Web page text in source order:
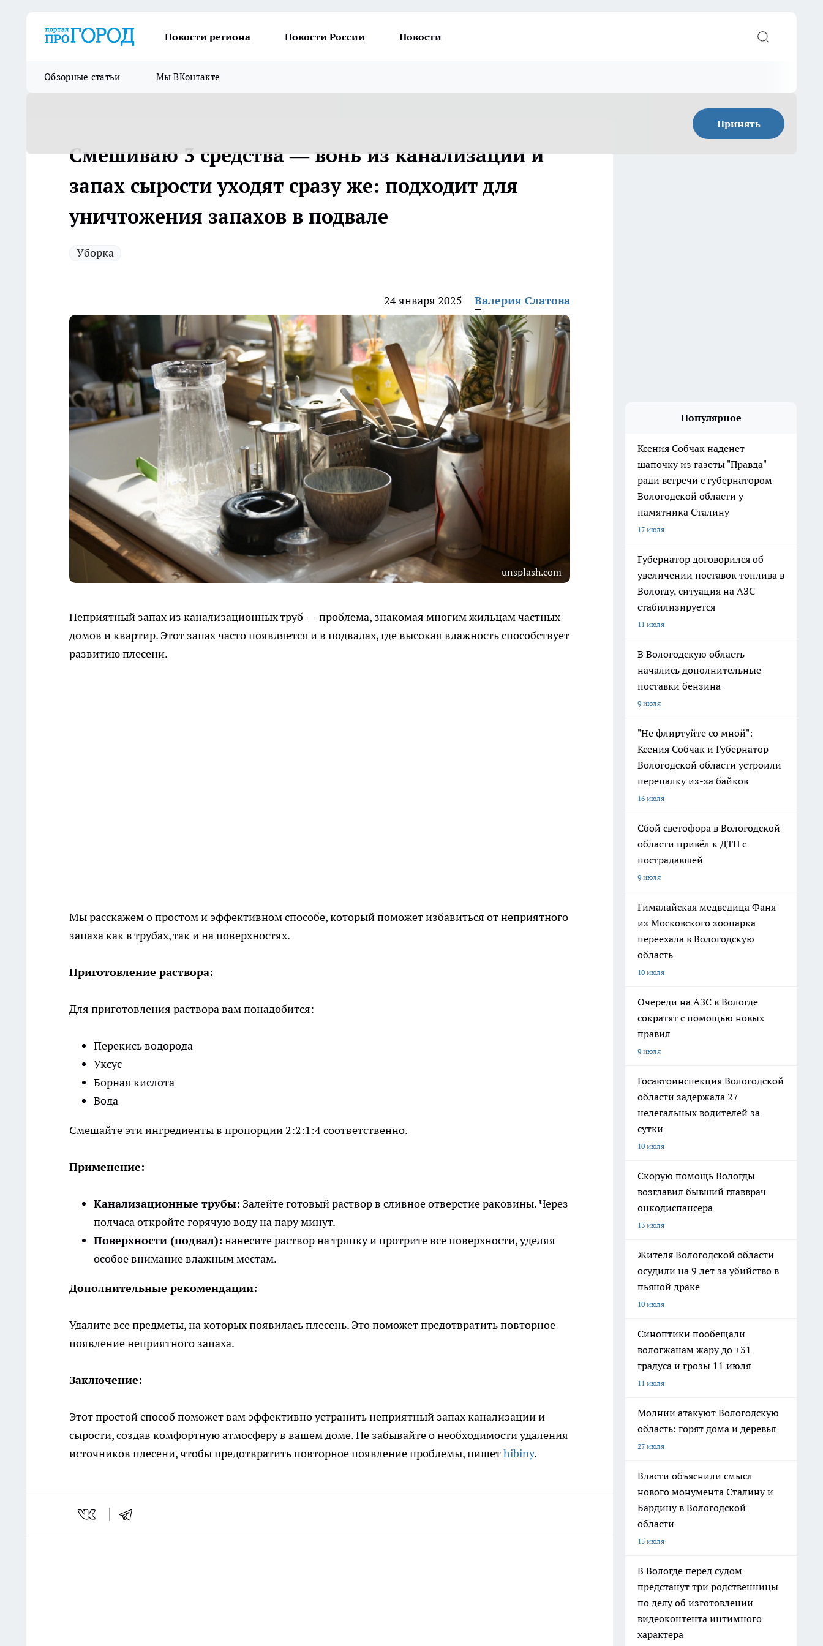
Новости региона Новости России Новости
Обзорные статьи Мы ВКонтакте
Принять
Смешиваю 3 средства — вонь из канализации и
запах сырости уходят сразу же: подходит для
уничтожения запахов в подвале
Уборка
24 января 2025 Валерия Слатова
unsplash.com
Неприятный запах из канализационных труб — проблема, знакомая многим жильцам частных
домов и квартир. Этот запах часто появляется и в подвалах, где высокая влажность способствует
развитию плесени.
Мы расскажем о простом и эффективном способе, который поможет избавиться от неприятного
запаха как в трубах, так и на поверхностях.
Приготовление раствора:
Для приготовления раствора вам понадобится:
Перекись водорода
Уксус
Борная кислота
Вода
Смешайте эти ингредиенты в пропорции 2:2:1:4 соответственно.
Применение:
Канализационные трубы: Залейте готовый раствор в сливное отверстие раковины. Через
полчаса откройте горячую воду на пару минут.
Поверхности (подвал): нанесите раствор на тряпку и протрите все поверхности, уделяя
особое внимание влажным местам.
Дополнительные рекомендации:
Удалите все предметы, на которых появилась плесень. Это поможет предотвратить повторное
появление неприятного запаха.
Заключение:
Этот простой способ поможет вам эффективно устранить неприятный запах канализации и
сырости, создав комфортную атмосферу в вашем доме. Не забывайте о необходимости удаления
источников плесени, чтобы предотвратить повторное появление проблемы, пишетhibiny.
Популярное
Ксения Собчак наденет
шапочку из газеты "Правда"
ради встречи с губернатором
Вологодской области у
памятника Сталину
17 июля
Губернатор договорился об
увеличении поставок топлива в
Вологду, ситуация на АЗС
стабилизируется
11 июля
В Вологодскую область
начались дополнительные
поставки бензина
9 июля
"Не флиртуйте со мной":
Ксения Собчак и Губернатор
Вологодской области устроили
перепалку из-за байков
16 июля
Сбой светофора в Вологодской
области привёл к ДТП с
пострадавшей
9 июля
Гималайская медведица Фаня
из Московского зоопарка
переехала в Вологодскую
область
10 июля
Очереди на АЗС в Вологде
сократят с помощью новых
правил
9 июля
Госавтоинспекция Вологодской
области задержала 27
нелегальных водителей за
сутки
10 июля
Скорую помощь Вологды
возглавил бывший главврач
онкодиспансера
13 июля
Жителя Вологодской области
осудили на 9 лет за убийство в
пьяной драке
10 июля
Синоптики пообещали
вологжанам жару до +31
градуса и грозы 11 июля
11 июля
Молнии атакуют Вологодскую
область: горят дома и деревья
27 июля
Власти объяснили смысл
нового монумента Сталину и
Бардину в Вологодской
области
15 июля
В Вологде перед судом
предстанут три родственницы
по делу об изготовлении
видеоконтента интимного
характера